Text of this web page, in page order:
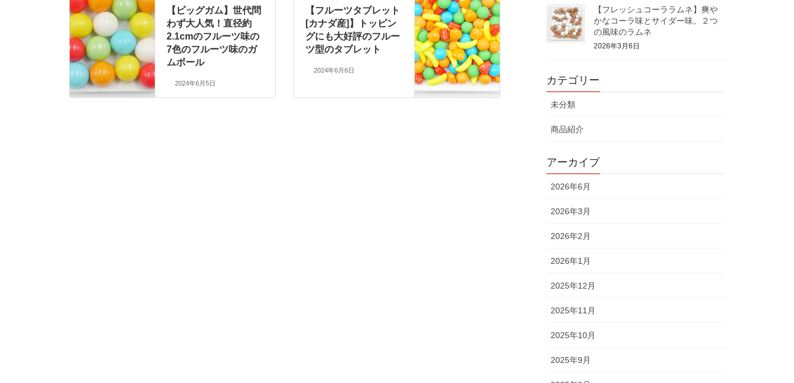
【ビッグガム】世代問
わず大人気！直径約
2.1cmのフルーツ味の
7色のフルーツ味のガ
ムボール
2024年6月5日
【フルーツタブレット
[カナダ産]】トッピン
グにも大好評のフルー
ツ型のタブレット
2024年6月6日
【フレッシュコーララムネ】爽や
かなコーラ味とサイダー味。２つ
の風味のラムネ
2026年3月6日
カテゴリー
未分類
商品紹介
アーカイブ
2026年6月
2026年3月
2026年2月
2026年1月
2025年12月
2025年11月
2025年10月
2025年9月